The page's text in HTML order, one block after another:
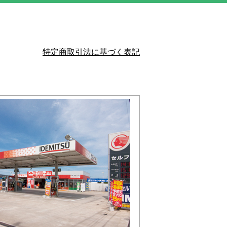
特定商取引法に基づく表記